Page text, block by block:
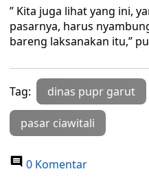
” Kita juga lihat yang ini,
pasarnya, harus
bareng laksanakan itu,”
Tag: dinas pupr garut
pasar ciawitali
0 Komentar